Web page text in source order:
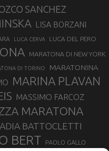
SANCHEZ
LISA BORZANI
LUCA CERVA LUCA DEL PERO
MARATONA DI NEW YORK
DI TORINO MARATONINA
MARINA PLAVAN
MASSIMO FARCOZ
MARATONA
BATTOCLETTI
BERT PAOLO GALLO